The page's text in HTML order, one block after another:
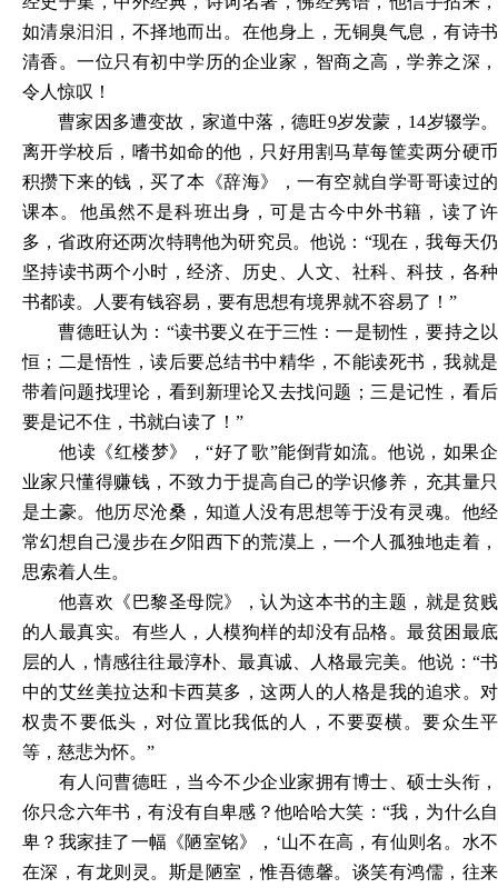
如清泉汩汩，不择地而出。在他身上，无铜臭气息，有诗书
清香。一位只有初中学历的企业家，智商之高，学养之深，
令人惊叹！
曹家因多遭变故，家道中落，德旺9岁发蒙，14岁辍学。
离开学校后，嗜书如命的他，只好用割马草每筐卖两分硬币
积攒下来的钱，买了本《辞海》，一有空就自学哥哥读过的
课本。他虽然不是科班出身，可是古今中外书籍，读了许
多，省政府还两次特聘他为研究员。他说：“现在，我每天仍
坚持读书两个小时，经济、历史、人文、社科、科技，各种
书都读。人要有钱容易，要有思想有境界就不容易了！”
曹德旺认为： “读书要义在于三性：一是韧性，要持之以
恒；二是悟性，读后要总结书中精华，不能读死书，我就是
带着问题找理论，看到新理论又去找问题；三是记性，看后
要是记不住，书就白读了！”
他读《红楼梦》，“好了歌”能倒背如流。他说，如果企
业家只懂得赚钱，不致力于提高自己的学识修养，充其量只
是土豪。他历尽沧桑，知道人没有思想等于没有灵魂。他经
常幻想自己漫步在夕阳西下的荒漠上，一个人孤独地走着，
思索着人生。
他喜欢《巴黎圣母院》，认为这本书的主题，就是贫贱
的人最真实。有些人，人模狗样的却没有品格。最贫困最底
层的人，情感往往最淳朴、最真诚、人格最完美。他说： “书
中的艾丝美拉达和卡西莫多，这两人的人格是我的追求。对
权贵不要低头，对位置比我低的人，不要耍横。要众生平
等，慈悲为怀。”
有人问曹德旺，当今不少企业家拥有博士、硕士头衔，
你只念六年书，有没有自卑感？他哈哈大笑： “我，为什么自
卑？我家挂了一幅《陋室铭》，‘山不在高，有仙则名。水不
在深，有龙则灵。斯是陋室，惟吾德馨。谈笑有鸿儒，往来